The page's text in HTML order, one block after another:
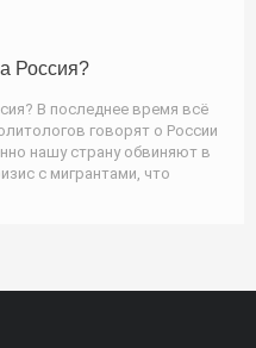
Россия?
В последнее время всё
говорят о России
нашу страну обвиняют в
с мигрантами, что